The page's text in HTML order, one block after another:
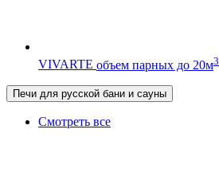
VIVARTE объем парных до 20м3
Печи для русской бани и сауны
Смотреть все